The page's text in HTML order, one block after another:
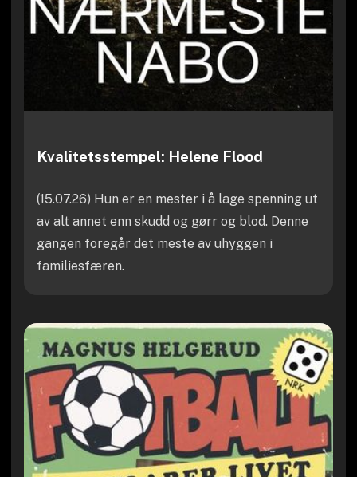
Kvalitetsstempel: Helene Flood
(15.07.26) Hun er en mester i å lage spenning ut
av alt annet enn skudd og gørr og blod. Denne
gangen foregår det meste av uhyggen i
familiesfæren.